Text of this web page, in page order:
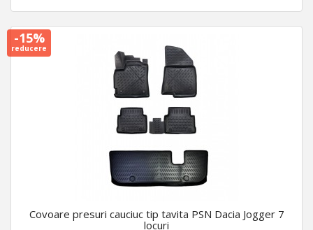
-15%
reducere
Covoare presuri cauciuc tip tavita PSN Dacia Jogger 7
locuri